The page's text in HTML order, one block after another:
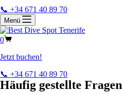
📞 +34 671 40 89 70
Menü
0
Jetzt buchen!
📞 +34 671 40 89 70
Häufig gestellte Fragen